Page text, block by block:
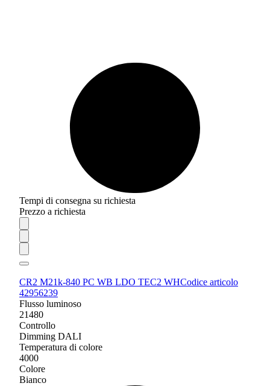
Tempi di consegna su richiesta
Prezzo a richiesta
CR2 M21k-840 PC WB LDO TEC2 WHCodice articolo
42956239
Flusso luminoso
21480
Controllo
Dimming DALI
Temperatura di colore
4000
Colore
Bianco